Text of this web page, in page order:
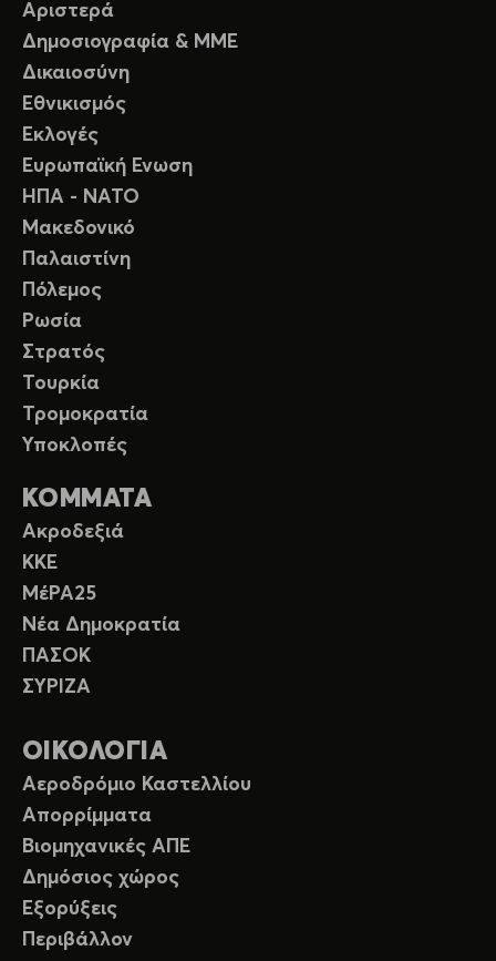
Αριστερά
Δημοσιογραφία & ΜΜΕ
Δικαιοσύνη
Εθνικισμός
Εκλογές
Ευρωπαϊκή Ενωση
ΗΠΑ - ΝΑΤΟ
Μακεδονικό
Παλαιστίνη
Πόλεμος
Ρωσία
Στρατός
Τουρκία
Τρομοκρατία
Υποκλοπές
ΚΟΜΜΑΤΑ
Ακροδεξιά
ΚΚΕ
ΜέΡΑ25
Νέα Δημοκρατία
ΠΑΣΟΚ
ΣΥΡΙΖΑ
ΟΙΚΟΛΟΓΙΑ
Αεροδρόμιο Καστελλίου
Απορρίμματα
Βιομηχανικές ΑΠΕ
Δημόσιος χώρος
Εξορύξεις
Περιβάλλον